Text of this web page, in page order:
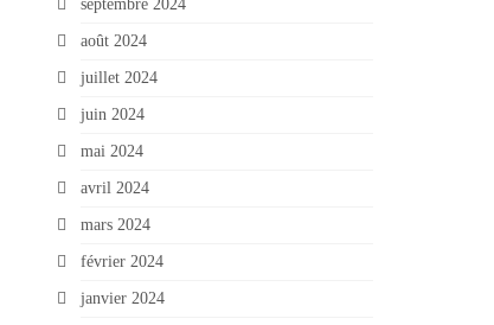
septembre 2024
août 2024
juillet 2024
juin 2024
mai 2024
avril 2024
mars 2024
février 2024
janvier 2024